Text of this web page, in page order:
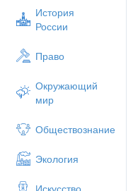
История
России
Право
Окружающий
мир
Обществознание
Экология
Искусство